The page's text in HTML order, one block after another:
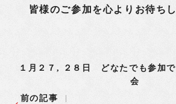
皆様のご参加を心よりお待ちし
１月２７, ２８日 どなたでも参加
会
前の記事